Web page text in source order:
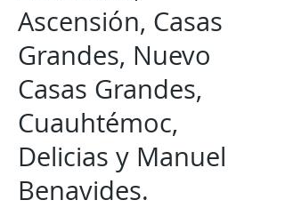
Ascensión, Casas
Grandes, Nuevo
Casas Grandes,
Cuauhtémoc,
Delicias y Manuel
Benavides.